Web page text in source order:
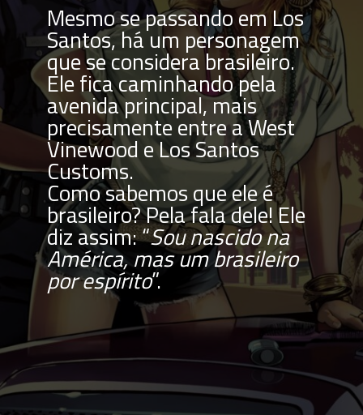
Mesmo se passando em Los
Santos, há um personagem
que se considera brasileiro.
Ele fica caminhando pela
avenida principal, mais
precisamente entre a West
Vinewood e Los Santos
Customs.
Como sabemos que ele é
brasileiro? Pela fala dele! Ele
diz assim: “Sou nascido na
América, mas um brasileiro
por espírito”.